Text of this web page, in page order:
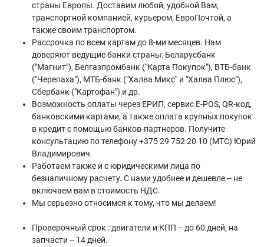
страны Европы. Доставим любой, удобной Вам,
транспортной компанией, курьером, ЕвроПочтой, а
также своим транспортом.
Рассрочка по всем картам до 8-ми месяцев. Нам
доверяют ведущие банки страны: Беларусбанк
("Магнит"), Белгазпромбанк ("Карта Покупок"), ВТБ-банк
("Черепаха"), МТБ-банк ("Халва Микс" и "Халва Плюс"),
Сбербанк ("Картофан") и др.
Возможность оплаты через ЕРИП, сервис E-POS, QR-код,
банковскими картами, а также оплата крупных покупок
в кредит с помощью банков-партнеров. Получите
консультацию по телефону +375 29 752 20 10 (МТС) Юрий
Владимирович.
Работаем также и с юридическими лица по
безналичному расчету. С нами удобнее и дешевле -- не
включаем вам в стоимость НДС.
Мы серьезно относимся к тому, что мы делаем!
Проверочный срок : двигатели и КПП -- до 60 дней, на
запчасти -- 14 дней.